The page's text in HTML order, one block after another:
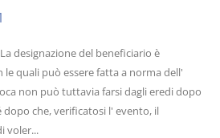
La designazione del beneficiario è
le quali può essere fatta a norma dell'
non può tuttavia farsi dagli eredi dopo
che, verificatosi l' evento, il
voler...